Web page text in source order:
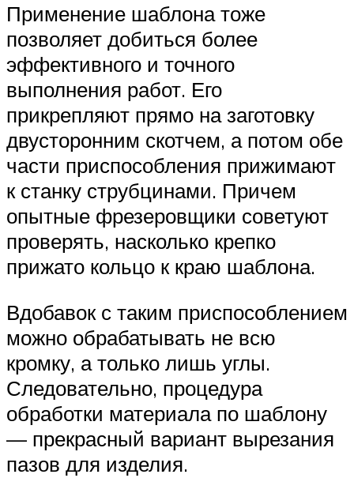
Применение шаблона тоже
позволяет добиться более
эффективного и точного
выполнения работ. Его
прикрепляют прямо на заготовку
двусторонним скотчем, а потом обе
части приспособления прижимают
к станку струбцинами. Причем
опытные фрезеровщики советуют
проверять, насколько крепко
прижато кольцо к краю шаблона.
Вдобавок с таким приспособлением
можно обрабатывать не всю
кромку, а только лишь углы.
Следовательно, процедура
обработки материала по шаблону
— прекрасный вариант вырезания
пазов для изделия.